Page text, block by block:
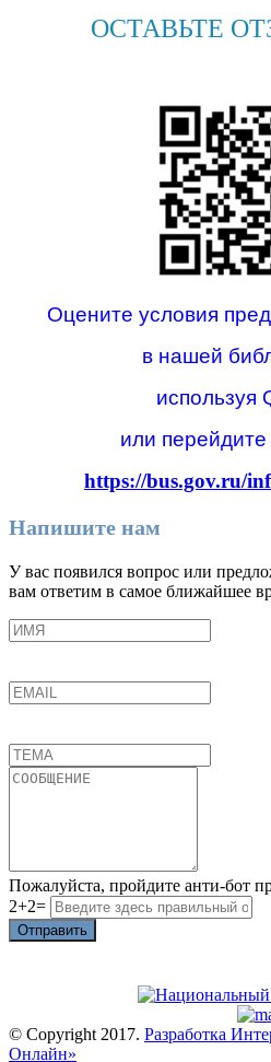
ОСТАВЬТЕ
Оцените условия
в нашей
используя
или
https://bus.gov.ru/
Напишите нам
У вас появился вопрос или
вам ответим в самое ближайшее
Пожалуйста, пройдите анти-бот
2+2=
Отправить
© Copyright 2017. Разработка
Онлайн»